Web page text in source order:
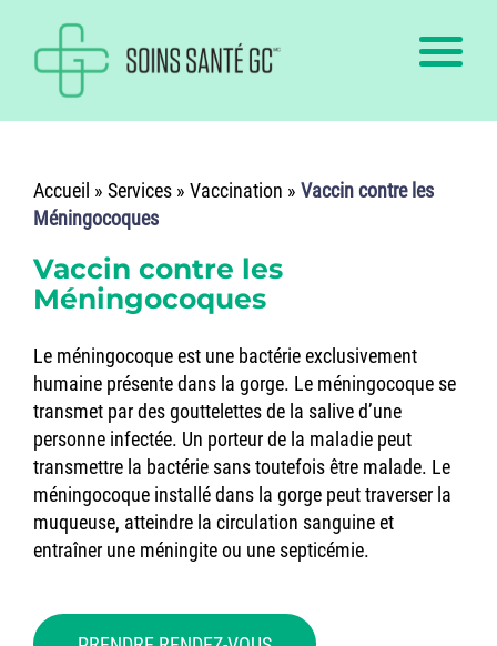
Accueil » Services » Vaccination » Vaccin contre les
Méningocoques
Vaccin contre les
Méningocoques
Le méningocoque est une bactérie exclusivement
humaine présente dans la gorge. Le méningocoque se
transmet par des gouttelettes de la salive d’une
personne infectée. Un porteur de la maladie peut
transmettre la bactérie sans toutefois être malade. Le
méningocoque installé dans la gorge peut traverser la
muqueuse, atteindre la circulation sanguine et
entraîner une méningite ou une septicémie.